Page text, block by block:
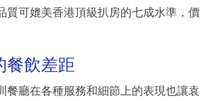
質可媲美香港頂級扒房的七成水準，價
餐飲差距
餐廳在各種服務和細節上的表現也讓袁